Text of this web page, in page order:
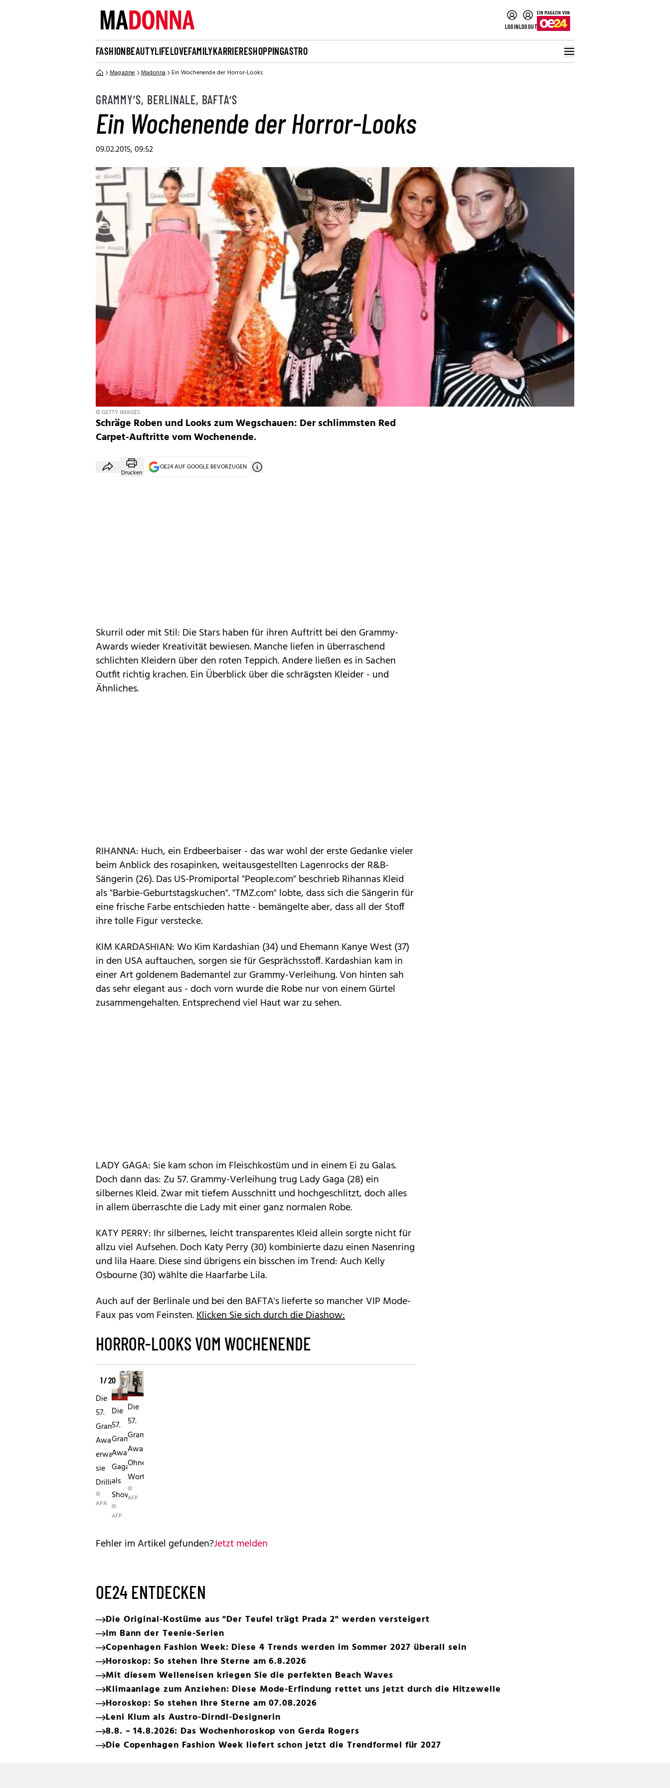
LOGINLOGOUT
FASHIONBEAUTYLIFELOVEFAMILYKARRIERESHOPPINGASTRO
Magazine Madonna Ein Wochenende der Horror-Looks
GRAMMY’S, BERLINALE, BAFTA‘S
Ein Wochenende der Horror-Looks
09.02.2015, 09:52
© GETTY IMAGES
Schräge Roben und Looks zum Wegschauen: Der schlimmsten Red
Carpet-Auftritte vom Wochenende.
Drucken
OE24 AUF GOOGLE BEVORZUGEN
Skurril oder mit Stil: Die Stars haben für ihren Auftritt bei den Grammy-
Awards wieder Kreativität bewiesen. Manche liefen in überraschend
schlichten Kleidern über den roten Teppich. Andere ließen es in Sachen
Outfit richtig krachen. Ein Überblick über die schrägsten Kleider - und
Ähnliches.
RIHANNA: Huch, ein Erdbeerbaiser - das war wohl der erste Gedanke vieler
beim Anblick des rosapinken, weitausgestellten Lagenrocks der R&B-
Sängerin (26). Das US-Promiportal "People.com" beschrieb Rihannas Kleid
als "Barbie-Geburtstagskuchen". "TMZ.com" lobte, dass sich die Sängerin für
eine frische Farbe entschieden hatte - bemängelte aber, dass all der Stoff
ihre tolle Figur verstecke.
KIM KARDASHIAN: Wo Kim Kardashian (34) und Ehemann Kanye West (37)
in den USA auftauchen, sorgen sie für Gesprächsstoff. Kardashian kam in
einer Art goldenem Bademantel zur Grammy-Verleihung. Von hinten sah
das sehr elegant aus - doch vorn wurde die Robe nur von einem Gürtel
zusammengehalten. Entsprechend viel Haut war zu sehen.
LADY GAGA: Sie kam schon im Fleischkostüm und in einem Ei zu Galas.
Doch dann das: Zu 57. Grammy-Verleihung trug Lady Gaga (28) ein
silbernes Kleid. Zwar mit tiefem Ausschnitt und hochgeschlitzt, doch alles
in allem überraschte die Lady mit einer ganz normalen Robe.
KATY PERRY: Ihr silbernes, leicht transparentes Kleid allein sorgte nicht für
allzu viel Aufsehen. Doch Katy Perry (30) kombinierte dazu einen Nasenring
und lila Haare. Diese sind übrigens ein bisschen im Trend: Auch Kelly
Osbourne (30) wählte die Haarfarbe Lila.
Auch auf der Berlinale und bei den BAFTA's lieferte so mancher VIP Mode-
Faux pas vom Feinsten.Klicken Sie sich durch die Diashow:
HORROR-LOOKS VOM WOCHENENDE
1 / 20
Die
57.
Grammy
AwardsRihanna:
erwartet
sie
Drillinge?
©
APA
Die
57.
Grammy
AwardsLady
Gaga
als
Showgirl
©
AFP
Die
57.
Grammy
AwardsMadonna:
Ohne
Worte
©
AFP
Fehler im Artikel gefunden?Jetzt melden
OE24 ENTDECKEN
Die Original-Kostüme aus "Der Teufel trägt Prada 2" werden versteigert
Im Bann der Teenie-Serien
Copenhagen Fashion Week: Diese 4 Trends werden im Sommer 2027 überall sein
Horoskop: So stehen Ihre Sterne am 6.8.2026
Mit diesem Welleneisen kriegen Sie die perfekten Beach Waves
Klimaanlage zum Anziehen: Diese Mode-Erfindung rettet uns jetzt durch die Hitzewelle
Horoskop: So stehen Ihre Sterne am 07.08.2026
Leni Klum als Austro-Dirndl-Designerin
8.8. – 14.8.2026: Das Wochenhoroskop von Gerda Rogers
Die Copenhagen Fashion Week liefert schon jetzt die Trendformel für 2027